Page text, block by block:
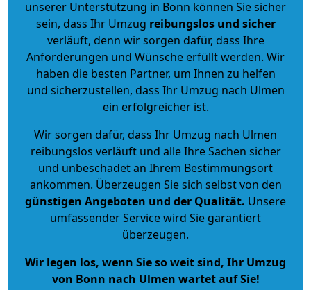
unserer Unterstützung in Bonn können Sie sicher
sein, dass Ihr Umzug reibungslos und sicher
verläuft, denn wir sorgen dafür, dass Ihre
Anforderungen und Wünsche erfüllt werden. Wir
haben die besten Partner, um Ihnen zu helfen
und sicherzustellen, dass Ihr Umzug nach Ulmen
ein erfolgreicher ist.
Wir sorgen dafür, dass Ihr Umzug nach Ulmen
reibungslos verläuft und alle Ihre Sachen sicher
und unbeschadet an Ihrem Bestimmungsort
ankommen. Überzeugen Sie sich selbst von den
günstigen Angeboten und der Qualität. Unsere
umfassender Service wird Sie garantiert
überzeugen.
Wir legen los, wenn Sie so weit sind, Ihr Umzug
von Bonn nach Ulmen wartet auf Sie!